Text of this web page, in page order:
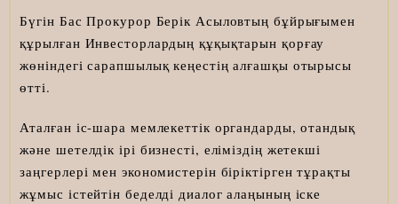
Бүгін Бас Прокурор Берік Асыловтың бұйрығымен
құрылған Инвесторлардың құқықтарын қорғау
жөніндегі сарапшылық кеңестің алғашқы отырысы
өтті.
Аталған іс-шара мемлекеттік органдарды, отандық
және шетелдік ірі бизнесті, еліміздің жетекші
заңгерлері мен экономистерін біріктірген тұрақты
жұмыс істейтін беделді диалог алаңының іске